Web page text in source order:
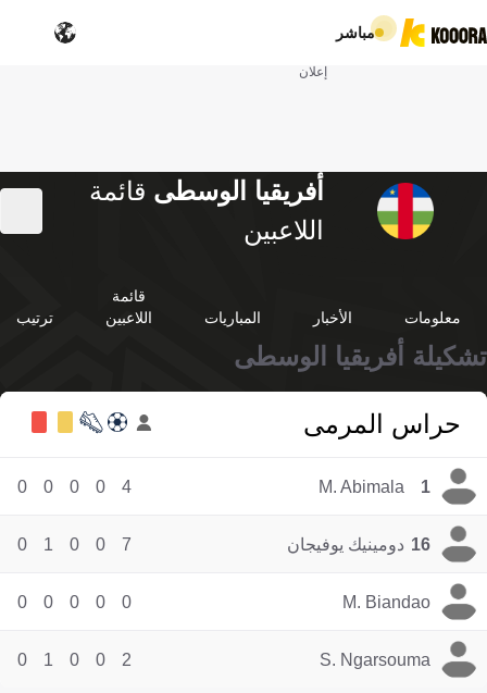
مباشر
إعلان
أفريقيا الوسطى قائمة
اللاعبين
معلومات الأخبار المباريات
قائمة
اللاعبين
ترتيب
تشكيلة أفريقيا الوسطى
حراس المرمى
1
M. Abimala
4
0
0
0
0
16 دومينيك يوفيجان 7
0
0
1
0
M. Biandao
0
0
0
0
0
S. Ngarsouma
2
0
0
1
0